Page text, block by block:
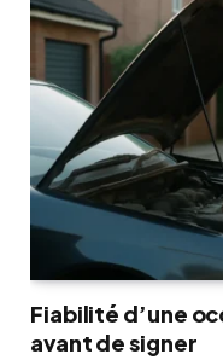
Fiabilité d’une
avant de signer